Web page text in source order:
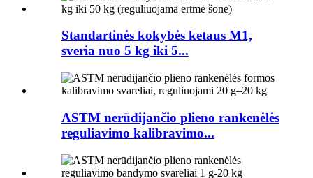
Standartinės kokybės ketaus M1,
sveria nuo 5 kg iki 5...
ASTM nerūdijančio plieno rankenėlės
reguliavimo kalibravimo...